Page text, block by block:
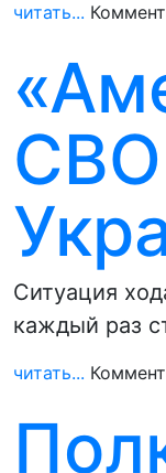
читать...
СВО
Ситуация
каждый раз
читать...